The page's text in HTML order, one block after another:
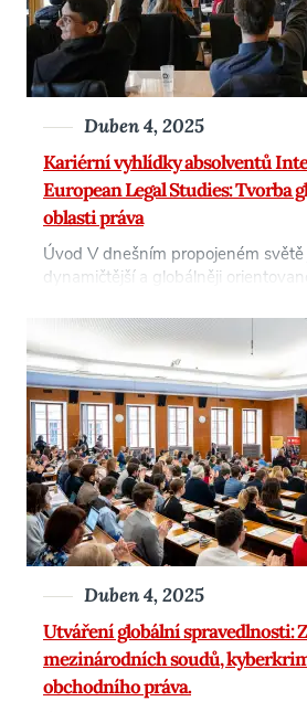
Kariérní vyhlídky absolventů
European Legal Studies: Tvorba
oblasti práva
Duben 4, 2025
Úvod V dnešním propojeném
dynamičtější a globálněji
složitých obchodních dohod stojí
budoucnosti globální správy a
programů mezinárodních a
jsou jedinečně vybaveni k tomu,
širokému spektru [...]
Utváření globální spravedlnosti:
mezinárodních soudů,
obchodního práva.
Duben 4, 2025